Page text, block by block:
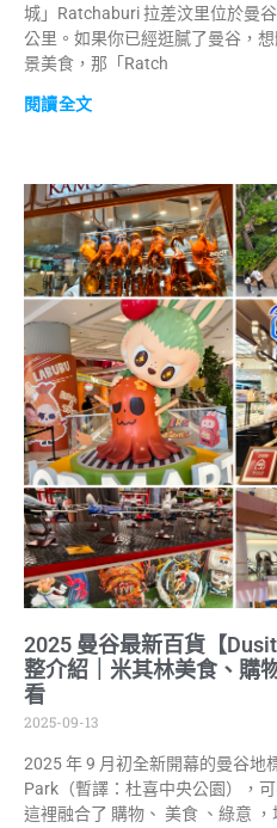
城」Ratchaburi 拉差汶里位於曼
公里。如果你已經逛膩了曼谷，
景美食，那「Ratch
閱讀全文
2025 曼谷最新百貨【
整介紹｜米其林美食、購
看
2025-09-13
2025 年 9 月初全新開幕的曼谷地
Park（暫譯：杜喜中央公園），
這裡融合了 購物、 美食 、綠意